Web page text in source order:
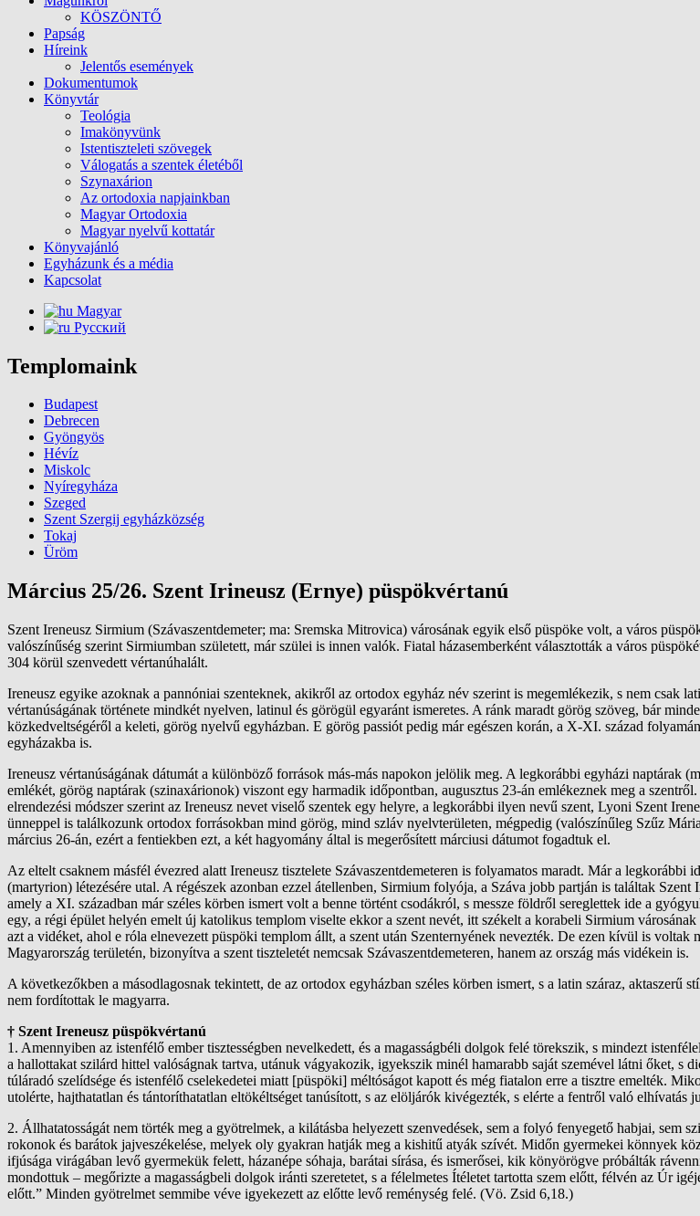
KÖSZÖNTŐ
Papság
Híreink
Jelentős események
Dokumentumok
Könyvtár
Teológia
Imakönyvünk
Istentiszteleti szövegek
Válogatás a szentek életéből
Szynaxárion
Az ortodoxia napjainkban
Magyar Ortodoxia
Magyar nyelvű kottatár
Könyvajánló
Egyházunk és a média
Kapcsolat
Magyar
Русский
Templomaink
Budapest
Debrecen
Gyöngyös
Hévíz
Miskolc
Nyíregyháza
Szeged
Szent Szergij egyházközség
Tokaj
Üröm
Március 25/26. Szent Irineusz (Ernye) püspökvértanú
Szent Ireneusz Sirmium (Szávaszentdemeter; ma: Sremska Mitrovica) városának egyik első püspöke volt, a város
valószínűség szerint Sirmiumban született, már szülei is innen valók. Fiatal házasemberként választották a város
304 körül szenvedett vértanúhalált.
Ireneusz egyike azoknak a pannóniai szenteknek, akikről az ortodox egyház név szerint is megemlékezik, s nem csak
vértanúságának története mindkét nyelven, latinul és görögül egyaránt ismeretes. A ránk maradt görög szöveg, bár
közkedveltségéről a keleti, görög nyelvű egyházban. E görög passiót pedig már egészen korán, a X-XI. század
egyházakba is.
Ireneusz vértanúságának dátumát a különböző források más-más napokon jelölik meg. A legkorábbi egyházi
emlékét, görög naptárak (szinaxárionok) viszont egy harmadik időpontban, augusztus 23-án emlékeznek meg a
elrendezési módszer szerint az Ireneusz nevet viselő szentek egy helyre, a legkorábbi ilyen nevű szent, Lyoni Szent
ünneppel is találkozunk ortodox forrásokban mind görög, mind szláv nyelvterületen, mégpedig (valószínűleg Szűz
március 26-án, ezért a fentiekben ezt, a két hagyomány által is megerősített márciusi dátumot fogadtuk el.
Az eltelt csaknem másfél évezred alatt Ireneusz tisztelete Szávaszentdemeteren is folyamatos maradt. Már a
(martyrion) létezésére utal. A régészek azonban ezzel átellenben, Sirmium folyója, a Száva jobb partján is találtak
amely a XI. században már széles körben ismert volt a benne történt csodákról, s messze földről sereglettek ide a
egy, a régi épület helyén emelt új katolikus templom viselte ekkor a szent nevét, itt székelt a korabeli Sirmium
azt a vidéket, ahol e róla elnevezett püspöki templom állt, a szent után Szenternyének nevezték. De ezen kívül is
Magyarország területén, bizonyítva a szent tiszteletét nemcsak Szávaszentdemeteren, hanem az ország más vidékein is.
A következőkben a másodlagosnak tekintett, de az ortodox egyházban széles körben ismert, s a latin száraz,
nem fordítottak le magyarra.
† Szent Ireneusz püspökvértanú
1. Amennyiben az istenfélő ember tisztességben nevelkedett, és a magasságbéli dolgok felé törekszik, s mindezt
a hallottakat szilárd hittel valóságnak tartva, utánuk vágyakozik, igyekszik minél hamarabb saját szemével látni őket, s
túláradó szelídsége és istenfélő cselekedetei miatt [püspöki] méltóságot kapott és még fiatalon erre a tisztre emelték.
utolérte, hajthatatlan és tántoríthatatlan eltökéltséget tanúsított, s az elöljárók kivégezték, s elérte a fentről való elhívatás
2. Állhatatosságát nem törték meg a gyötrelmek, a kilátásba helyezett szenvedések, sem a folyó fenyegető habjai,
rokonok és barátok jajveszékelése, melyek oly gyakran hatják meg a kishitű atyák szívét. Midőn gyermekei könnyek
ifjúsága virágában levő gyermekük felett, házanépe sóhaja, barátai sírása, és ismerősei, kik könyörögve próbálták
mondottuk – megőrizte a magasságbeli dolgok iránti szeretetet, s a félelmetes Ítéletet tartotta szem előtt, félvén az Úr
előtt.” Minden gyötrelmet semmibe véve igyekezett az előtte levő reménység felé. (Vö. Zsid 6,18.)